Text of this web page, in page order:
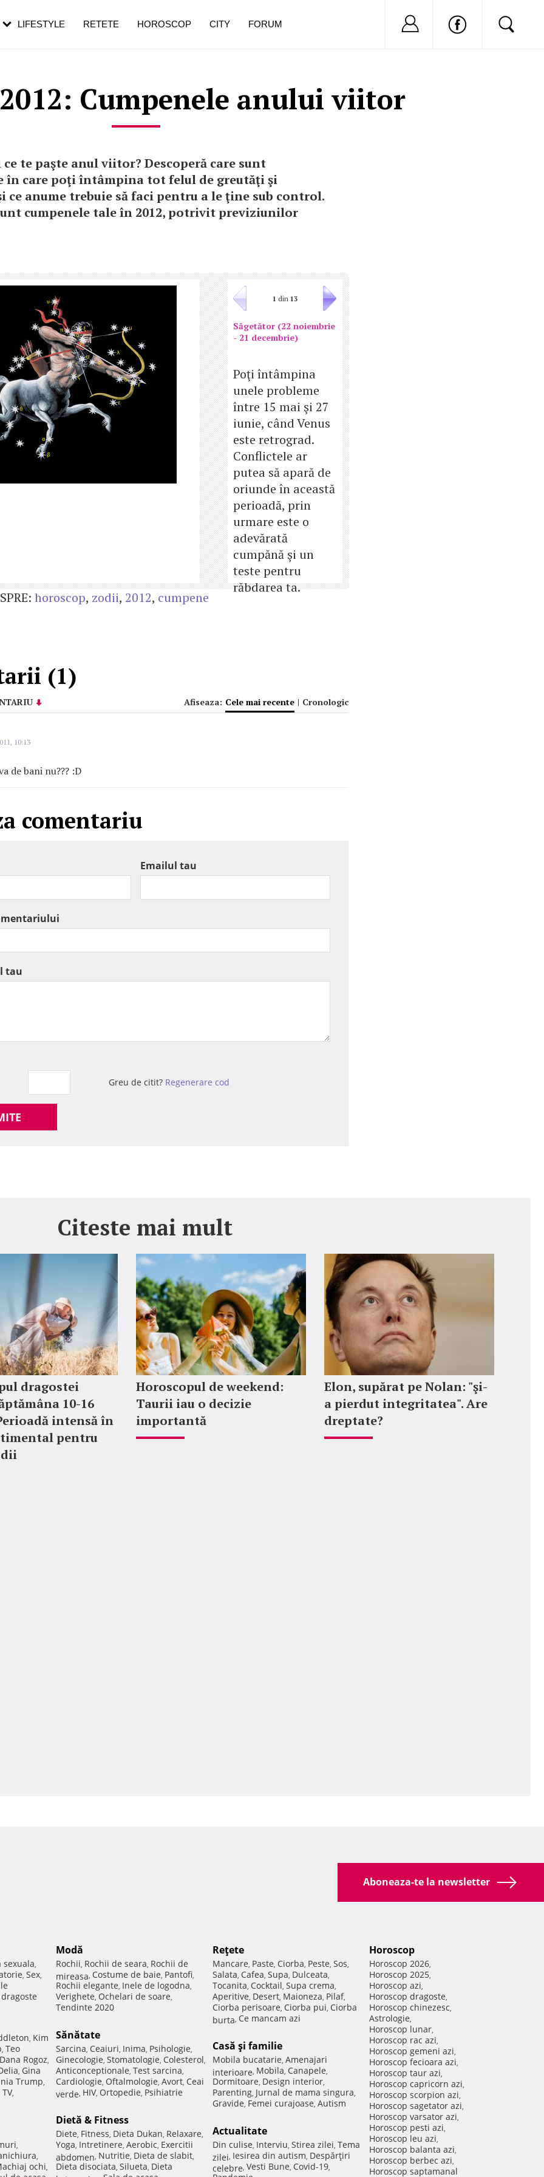
Cumpenele anului viitor
te paşte anul viitor? Descoperă care sunt
în care poţi întâmpina tot felul de greutăţi şi
ce anume trebuie să faci pentru a le ţine sub control.
cumpenele tale în 2012, potrivit previziunilor
1 din 13
Săgetător (22 noiembrie
- 21 decembrie)
Poţi întâmpina
unele probleme
între 15 mai şi 27
iunie, când Venus
este retrograd.
Conflictele ar
putea să apară de
oriunde în această
perioadă, prin
urmare este o
adevărată
cumpănă şi un
teste pentru
răbdarea ta.
horoscop, zodii, 2012, cumpene
(1)
Afiseaza: Cele mai recente | Cronologic
10:13
de bani nu??? :D
comentariu
Emailul tau
tau
Greu de citit? Regenerare cod
Citeste mai mult
dragostei
10-16
intensă în
pentru
Horoscopul de weekend:
Taurii iau o decizie
importantă
Elon, supărat pe Nolan: "şi-
a pierdut integritatea". Are
dreptate?
LIFESTYLE RETETE HOROSCOP CITY FORUM Nu ai cont?
pe măsură ce înaintezi în vârstă
Aboneaza-te la newsletter
sexuala,
, Sex,
, Kim
, Teo
Dana Rogoz,
, Gina
Trump,
,
,
,
ochi,
Modă
Rochii, Rochii de seara, Rochii de
mireasa, Costume de baie, Pantofi,
Rochii elegante, Inele de logodna,
Verighete, Ochelari de soare,
Tendinte 2020
Sănătate
Sarcina, Ceaiuri, Inima, Psihologie,
Ginecologie, Stomatologie, Colesterol,
Anticonceptionale, Test sarcina,
Cardiologie, Oftalmologie, Avort, Ceai
verde, HIV, Ortopedie, Psihiatrie
Dietă & Fitness
Diete, Fitness, Dieta Dukan, Relaxare,
Yoga, Intretinere, Aerobic, Exercitii
abdomen, Nutritie, Dieta de slabit,
Dieta disociata, Silueta, Dieta
Reţete
Mancare, Paste, Ciorba, Peste, Sos,
Salata, Cafea, Supa, Dulceata,
Tocanita, Cocktail, Supa crema,
Aperitive, Desert, Maioneza, Pilaf,
Ciorba perisoare, Ciorba pui, Ciorba
burta, Ce mancam azi
Casă şi familie
Mobila bucatarie, Amenajari
interioare, Mobila, Canapele,
Dormitoare, Design interior,
Parenting, Jurnal de mama singura,
Gravide, Femei curajoase, Autism
Actualitate
Din culise, Interviu, Stirea zilei, Tema
zilei, Iesirea din autism, Despărţiri
celebre, Vesti Bune, Covid-19,
Horoscop
Horoscop 2026,
Horoscop 2025,
Horoscop azi,
Horoscop dragoste,
Horoscop chinezesc,
Astrologie,
Horoscop lunar,
Horoscop rac azi,
Horoscop gemeni azi,
Horoscop fecioara azi,
Horoscop taur azi,
Horoscop capricorn azi,
Horoscop scorpion azi,
Horoscop sagetator azi,
Horoscop varsator azi,
Horoscop pesti azi,
Horoscop leu azi,
Horoscop balanta azi,
Horoscop berbec azi,
Horoscop saptamanal